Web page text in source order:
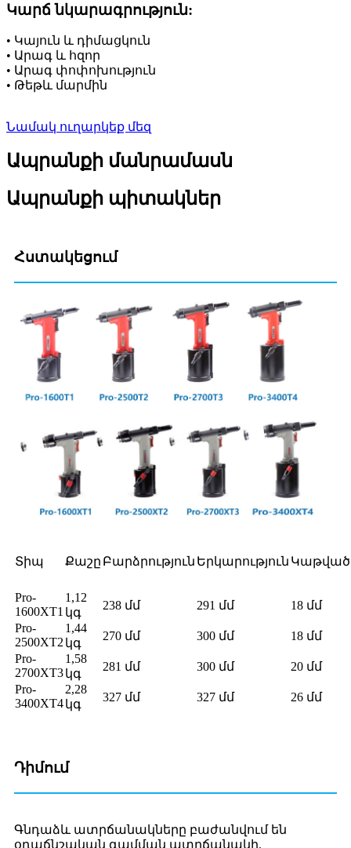
Կարճ նկարագրություն:
• Կայուն և դիմացկուն
• Արագ և հզոր
• Արագ փոփոխություն
• Թեթև մարմին
Նամակ ուղարկեք մեզ
Ապրանքի մանրամասն
Ապրանքի պիտակներ
Հստակեցում
Տիպ Քաշը Բարձրություն Երկարություն Կաթված
Pro-
1600XT1
1,12
կգ
238 մմ 291 մմ
18 մմ
Pro-
2500XT2
1,44
կգ
270 մմ 300 մմ
18 մմ
Pro-
2700XT3
1,58
կգ
281 մմ 300 մմ
20 մմ
Pro-
3400XT4
2,28
կգ
327 մմ 327 մմ 26 մմ
Դիմում
Գնդաձև ատրճանակները բաժանվում են
օդաճնշական գամման ատրճանակի,